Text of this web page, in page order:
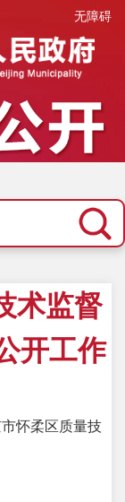
无障碍
术监督
开工作
怀柔区质量技